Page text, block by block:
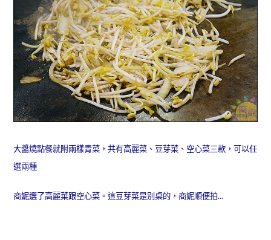
大醬燒點餐就附兩樣青菜，共有高麗菜、豆芽菜、空心菜三款，可以任
選兩種
商妮選了高麗菜跟空心菜。這豆芽菜是別桌的，商妮順便拍…